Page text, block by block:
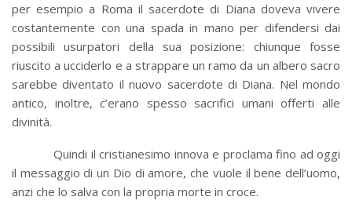
per esempio a Roma il sacerdote di Diana doveva vivere
costantemente con una spada in mano per difendersi dai
possibili usurpatori della sua posizione: chiunque fosse
riuscito a ucciderlo e a strappare un ramo da un albero sacro
sarebbe diventato il nuovo sacerdote di Diana. Nel mondo
antico, inoltre, c’erano spesso sacrifici umani offerti alle
divinità.
Quindi il cristianesimo innova e proclama fino ad oggi
il messaggio di un Dio di amore, che vuole il bene dell’uomo,
anzi che lo salva con la propria morte in croce.